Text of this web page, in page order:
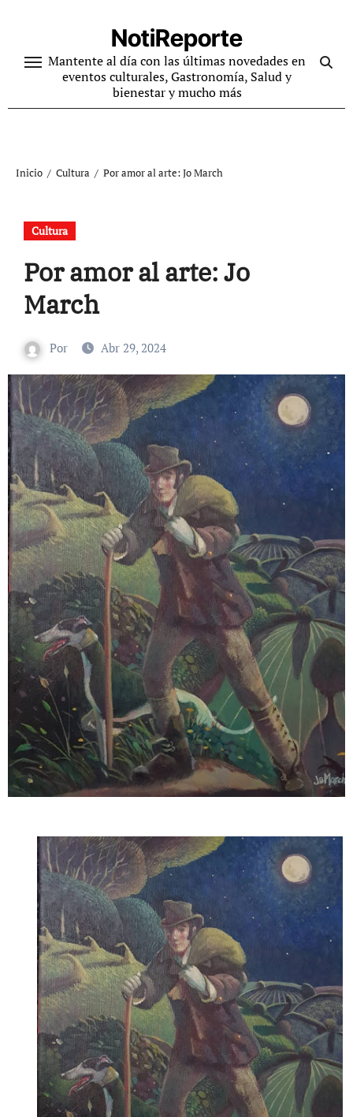
contenido
NotiReporte
Mantente al día con las últimas novedades en
eventos culturales, Gastronomía, Salud y
bienestar y mucho más
Inicio Cultura Por amor al arte: Jo March
Cultura
Por amor al arte: Jo
March
Por Abr 29, 2024